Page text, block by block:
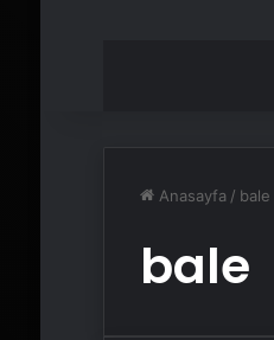
Anasayfa / bale
bale